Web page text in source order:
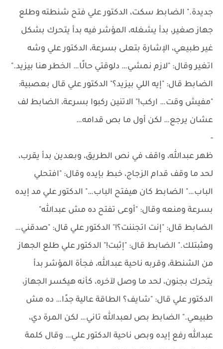
جديدة." الضابط سكت، الدكتور علي فتح شنطته وطلع
جهاز صغير، بدأ يشغله، المؤشر فيه بدأ يتحرك بشكل
غير طبيعي، الإشارة بتعلى بسرعة، الدكتور علي وشه
اتغير وقال: "لازم نمشي… دلوقتي حالًا… الخطر هنا بيزيد."
الضابط قال: "إيه اللي بيزيد؟" الدكتور علي قال بعصبية:
"مفيش وقت… اركب!" الاتنين ركبوا بسرعة، الضابط لف
عشان يرجع… لكن أول ما بص قدامه…
-
ظهر عبدالله، واقف في نص الطريق، وبعدين بدأ يقرب،
لحد ما وقف قدام الزجاج، خبط بإيده وقال: "افتحلي
الباب…" الضابط كان هيفتح الباب…" الدكتور علي مد إيده
بسرعة ومنعه وقال: "أوعى تفتح ده مش عبدالله"
الضابط قال: "إنت اتجننت؟!" الدكتور علي قال: "صدقني…
وهثبتلك." الضابط قال: "إثبت!" الدكتور علي طلع الجهاز
من الشنطة، وقربه ناحية عبدالله، فجأة المؤشر بدأ
يتحرك بجنون، لحد ما وصل لآخره، كأنه هيكسر الجهاز،
الدكتور علي قال: "شايف؟ الطاقة عالية جدًا… ده مش
طبيعي." الضابط بص لعبدالله تاني… لكن المرة دي،
عبدالله رفع إيده وبص ناحية الدكتور علي… وقال كلمة